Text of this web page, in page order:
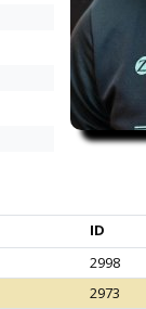
ID
2998
2973